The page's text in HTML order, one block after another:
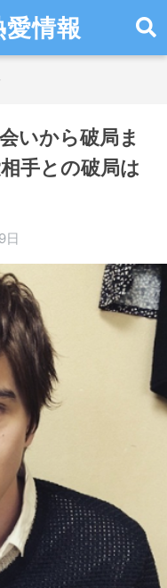
情報
いから破局ま
手との破局は
日